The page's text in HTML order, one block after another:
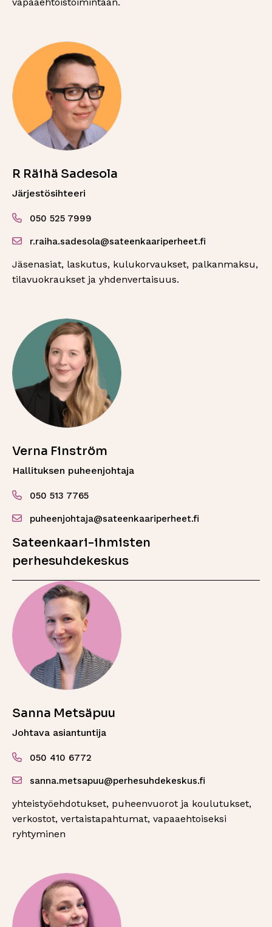
R Räihä Sadesola
Järjestösihteeri
050 525 7999
r.raiha.sadesola@sateenkaariperheet.fi
Jäsenasiat, laskutus, kulukorvaukset, palkanmaksu,
tilavuokraukset ja yhdenvertaisuus.
Verna Finström
Hallituksen puheenjohtaja
050 513 7765
puheenjohtaja@sateenkaariperheet.fi
Sateenkaari-ihmisten
perhesuhdekeskus
Sanna Metsäpuu
Johtava asiantuntija
050 410 6772
sanna.metsapuu@perhesuhdekeskus.fi
yhteistyöehdotukset, puheenvuorot ja koulutukset,
verkostot, vertaistapahtumat, vapaaehtoiseksi
ryhtyminen